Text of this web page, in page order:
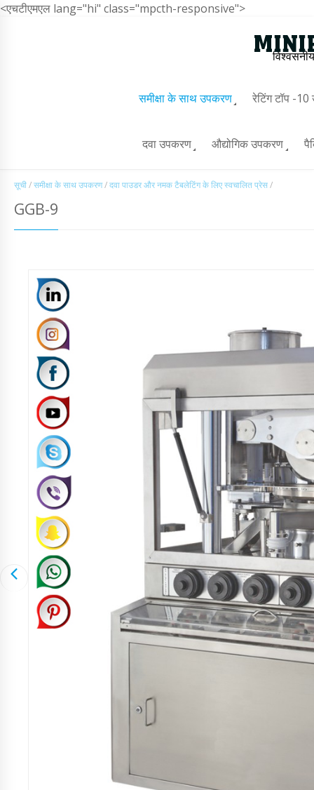
<एचटीएमएल lang="hi" class="mpcth-responsive">
समीक्षा के साथ उपकरण रेटिंग टॉप -
दवा उपकरण औद्योगिक उपकरण
सूची/समीक्षा के साथ उपकरण/दवा पाउडर और नमक टैबलेटिंग के लिए स्वचालित प्रेस/
GGB-9